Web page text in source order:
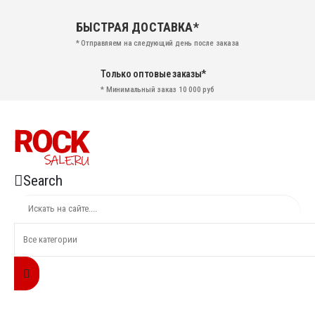
БЫСТРАЯ ДОСТАВКА*
* Отправляем на следующий день после заказа
Только оптовые заказы*
* Минимальный заказ 10 000 руб
Search